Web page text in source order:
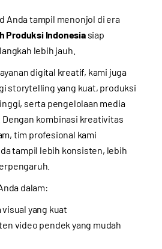
Anda tampil menonjol di era
Produksi Indonesiasiap
lebih jauh.
digital kreatif, kami juga
storytelling yang kuat, produksi
serta pengelolaan media
kombinasi kreativitas
tim profesional kami
tampil lebih konsisten, lebih
dalam:
yang kuat
video pendek yang mudah